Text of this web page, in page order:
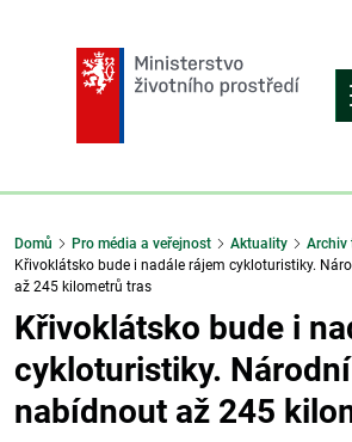
Domů Pro média a veřejnost Aktuality
Archiv
Křivoklátsko bude i nadále rájem cykloturistiky.
až 245 kilometrů tras
Křivoklátsko bude i
cykloturistiky.
nabídnout až 245